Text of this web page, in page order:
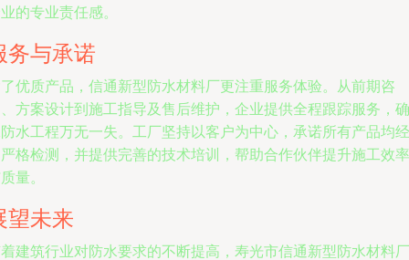
的专业责任感。
务与承诺
优质产品，信通新型防水材料厂更注重服务体验。从前期咨
方案设计到施工指导及售后维护，企业提供全程跟踪服务，确
水工程万无一失。工厂坚持以客户为中心，承诺所有产品均经
格检测，并提供完善的技术培训，帮助合作伙伴提升施工效率
量。
望未来
建筑行业对防水要求的不断提高，寿光市信通新型防水材料厂